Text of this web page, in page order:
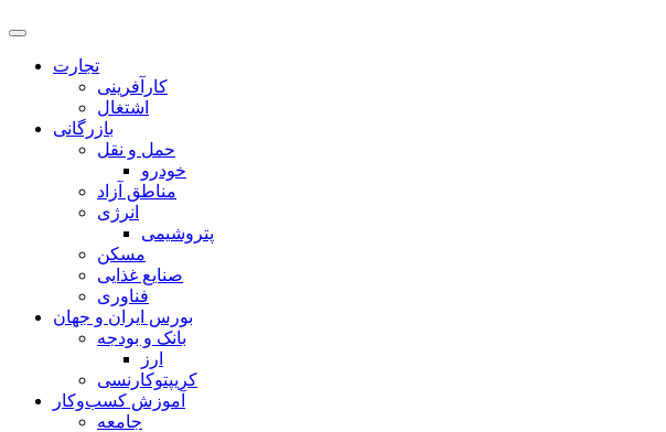
تجارت
کارآفرینی
اشتغال
بازرگانی
حمل و نقل
خودرو
مناطق آزاد
انرژی
پتروشیمی
مسکن
صنایع غذایی
فناوری
بورس ایران و جهان
بانک و بودجه
ارز
کریپتوکارنسی
آموزش کسب‌وکار
جامعه